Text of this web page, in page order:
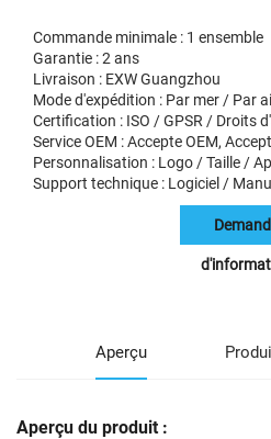
Commande minimale : 1 ensemble
Garantie : 2 ans
Livraison : EXW Guangzhou
Mode d'expédition : Par mer / Par
Certification : ISO / GPSR / Droits
Service OEM : Accepte OEM,
Personnalisation : Logo / Taille /
Support technique : Logiciel /
Aperçu
Aperçu du produit :